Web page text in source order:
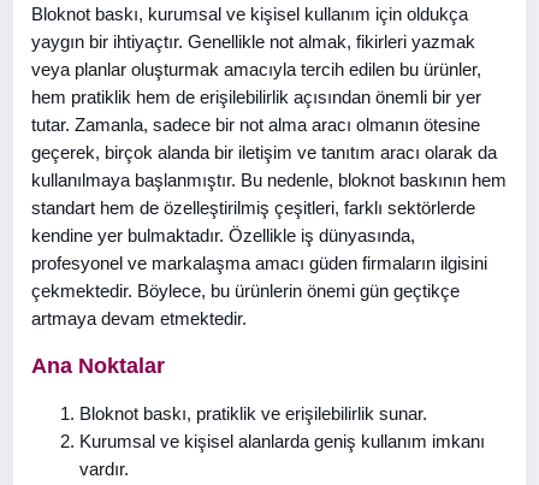
Bloknot baskı, kurumsal ve kişisel kullanım için oldukça
yaygın bir ihtiyaçtır. Genellikle not almak, fikirleri yazmak
veya planlar oluşturmak amacıyla tercih edilen bu ürünler,
hem pratiklik hem de erişilebilirlik açısından önemli bir yer
tutar. Zamanla, sadece bir not alma aracı olmanın ötesine
geçerek, birçok alanda bir iletişim ve tanıtım aracı olarak da
kullanılmaya başlanmıştır. Bu nedenle, bloknot baskının hem
standart hem de özelleştirilmiş çeşitleri, farklı sektörlerde
kendine yer bulmaktadır. Özellikle iş dünyasında,
profesyonel ve markalaşma amacı güden firmaların ilgisini
çekmektedir. Böylece, bu ürünlerin önemi gün geçtikçe
artmaya devam etmektedir.
Ana Noktalar
Bloknot baskı, pratiklik ve erişilebilirlik sunar.
Kurumsal ve kişisel alanlarda geniş kullanım imkanı
vardır.